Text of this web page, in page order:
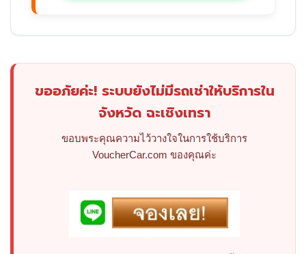
ขออภัยค่ะ! ระบบยังไม่มีรถเช่าให้บริการใน
จังหวัด ฉะเชิงเทรา
ขอบพระคุณความไว้วางใจในการใช้บริการ
VoucherCar.com ของคุณค่ะ